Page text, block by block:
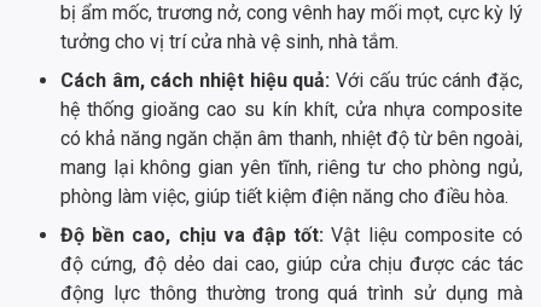
bị ẩm mốc, trương nở, cong vênh hay mối mọt, cực kỳ lý
tưởng cho vị trí cửa nhà vệ sinh, nhà tắm.
Cách âm, cách nhiệt hiệu quả: Với cấu trúc cánh đặc,
hệ thống gioăng cao su kín khít, cửa nhựa composite
có khả năng ngăn chặn âm thanh, nhiệt độ từ bên ngoài,
mang lại không gian yên tĩnh, riêng tư cho phòng ngủ,
phòng làm việc, giúp tiết kiệm điện năng cho điều hòa.
Độ bền cao, chịu va đập tốt: Vật liệu composite có
độ cứng, độ dẻo dai cao, giúp cửa chịu được các tác
động lực thông thường trong quá trình sử dụng mà